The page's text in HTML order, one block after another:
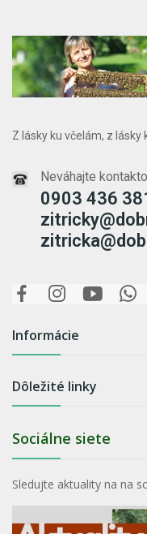
Z lásky ku včelám, z lásky
Neváhajte
0903 436
Informácie
Dôležité linky
Sociálne siete
Sledujte aktuality na na